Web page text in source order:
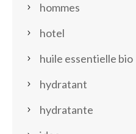
hommes
hotel
huile essentielle bio
hydratant
hydratante